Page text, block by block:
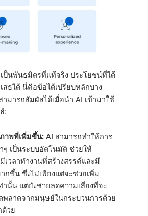
ป็นพันธมิตรที่แท้จริง ประโยชน์ที่ได้
สธได้ นี่คือข้อได้เปรียบหลักบาง
มารถสัมผัสได้เมื่อนำ AI เข้ามาใช้
:
าพที่เพิ่มขึ้น:AI สามารถทำให้การ
ๆ เป็นระบบอัตโนมัติ ช่วยให้
เวลาทำงานที่สร้างสรรค์และมี
กขึ้น ซึ่งไม่เพียงแต่จะช่วยเพิ่ม
านั้น แต่ยังช่วยลดความเสี่ยงที่จะ
พลาดจากมนุษย์ในกระบวนการด้วย
ด้วย